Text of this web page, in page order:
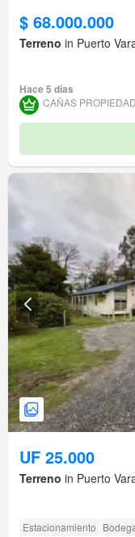
$ 68.000.000
Terreno in Puerto
Hace 5 días
CAÑAS
UF 25.000
Terreno in Puerto
Estacionamiento